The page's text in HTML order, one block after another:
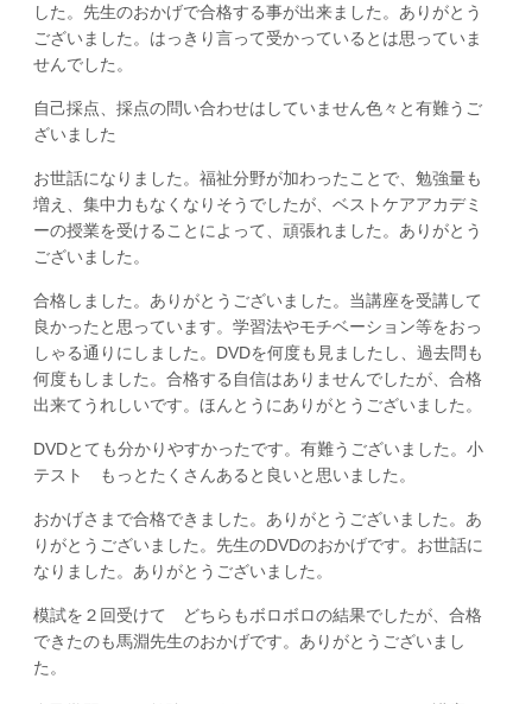
した。先生のおかげで合格する事が出来ました。ありがとう
ございました。はっきり言って受かっているとは思っていま
せんでした。
自己採点、採点の問い合わせはしていません色々と有難うご
ざいました
お世話になりました。福祉分野が加わったことで、勉強量も
増え、集中力もなくなりそうでしたが、ベストケアアカデミ
ーの授業を受けることによって、頑張れました。ありがとう
ございました。
合格しました。ありがとうございました。当講座を受講して
良かったと思っています。学習法やモチベーション等をおっ
しゃる通りにしました。DVDを何度も見ましたし、過去問も
何度もしました。合格する自信はありませんでしたが、合格
出来てうれしいです。ほんとうにありがとうございました。
DVDとても分かりやすかったです。有難うございました。小
テスト もっとたくさんあると良いと思いました。
おかげさまで合格できました。ありがとうございました。あ
りがとうございました。先生のDVDのおかげです。お世話に
なりました。ありがとうございました。
模試を２回受けて どちらもボロボロの結果でしたが、合格
できたのも馬淵先生のおかげです。ありがとうございまし
た。